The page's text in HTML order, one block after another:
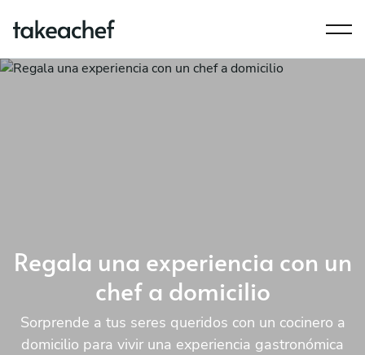
Regala una experiencia con un
chef a domicilio
Sorprende a tus seres queridos con un cocinero a
domicilio para vivir una experiencia gastronómica